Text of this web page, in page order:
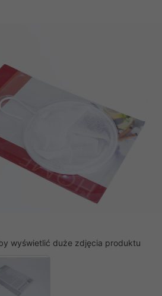
wyświetlić duże zdjęcia produktu